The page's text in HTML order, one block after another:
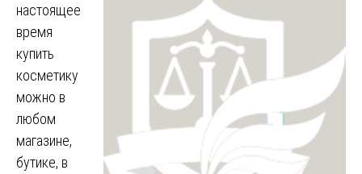
настоящее
время
купить
косметику
можно в
любом
магазине,
бутике, в